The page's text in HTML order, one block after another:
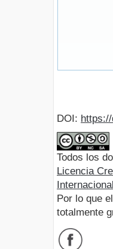
DOI:
Todos los
Licencia
Por lo que
totalmente